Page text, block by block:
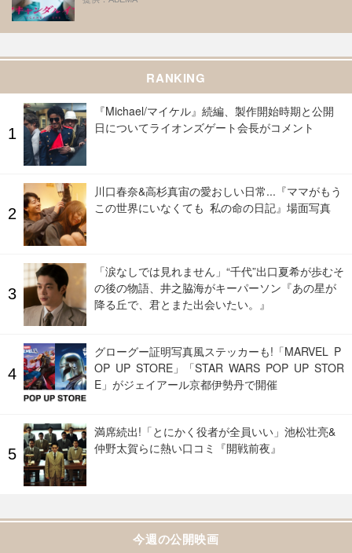
RANKING
『Michael/マイケル』続編、製作開始時期と公開
日についてライオンズゲート会長がコメント
川口春奈&高杉真宙の愛おしい日常...『ママがもう
この世界にいなくても 私の命の日記』場面写真
「涙なしでは見れません」“千代”出口夏希が歩むそ
の後の物語、井之脇海がキーパーソン『あの星が
降る丘で、君とまた出会いたい。』
グローグー証明写真風ステッカーも!「MARVEL P
OP UP STORE」「STAR WARS POP UP STOR
E」がジェイアール京都伊勢丹で開催
満席続出!「とにかく役者が全員いい」池松壮亮&
仲野太賀らに熱い口コミ『開戦前夜』
今週の公開映画